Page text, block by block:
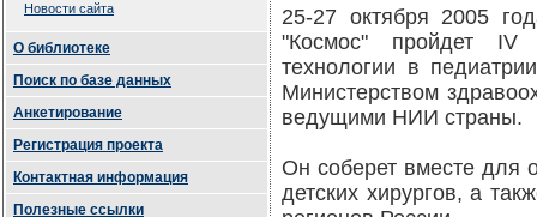
Новости сайта
О библиотеке
Поиск по базе данных
Анкетирование
Регистрация проекта
Контактная информация
Полезные ссылки
25-27 октября 2005
"Космос" пройдет IV
технологии в
Министерством
ведущими НИИ страны.
Он соберет вместе для
детских хирургов, а